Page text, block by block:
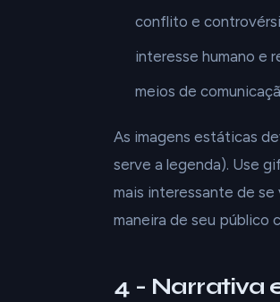
conflito e
interesse humano e
meios de
As imagens estáticas
serve a legenda). Use
mais interessante de se
maneira de seu público
4 - Narrativa